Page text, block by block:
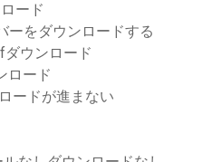
ード
ーをダウンロードする
ウンロード
ロード
ードが進まない